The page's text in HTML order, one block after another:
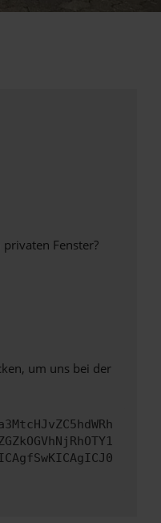
Fenster?
um uns bei der